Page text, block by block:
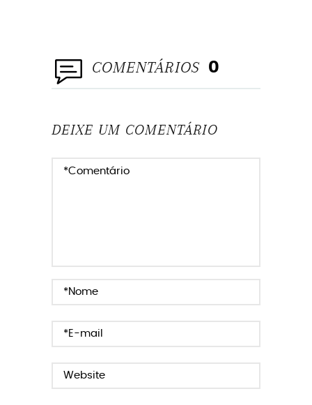
COMENTÁRIOS 0
DEIXE UM COMENTÁRIO